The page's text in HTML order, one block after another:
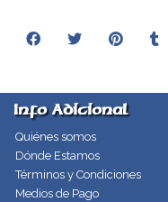
Info Adicional
Quiénes somos
Dónde Estamos
Términos y Condiciones
Medios de Pago